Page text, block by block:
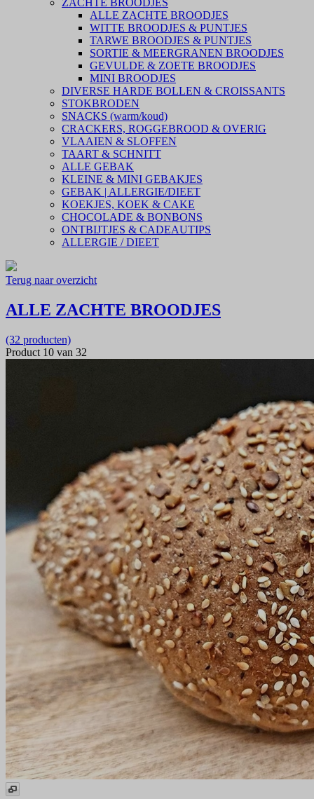
ZACHTE BROODJES
ALLE ZACHTE BROODJES
WITTE BROODJES & PUNTJES
TARWE BROODJES & PUNTJES
SORTIE & MEERGRANEN BROODJES
GEVULDE & ZOETE BROODJES
MINI BROODJES
DIVERSE HARDE BOLLEN & CROISSANTS
STOKBRODEN
SNACKS (warm/koud)
CRACKERS, ROGGEBROOD & OVERIG
VLAAIEN & SLOFFEN
TAART & SCHNITT
ALLE GEBAK
KLEINE & MINI GEBAKJES
GEBAK | ALLERGIE/DIEET
KOEKJES, KOEK & CAKE
CHOCOLADE & BONBONS
ONTBIJTJES & CADEAUTIPS
ALLERGIE / DIEET
Terug naar overzicht
ALLE ZACHTE BROODJES
(32 producten)
Product 10 van 32